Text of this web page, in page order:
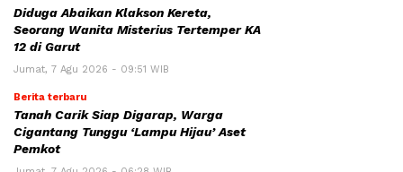
Diduga Abaikan Klakson Kereta,
Seorang Wanita Misterius Tertemper KA
12 di Garut
Jumat, 7 Agu 2026 - 09:51 WIB
Berita terbaru
Tanah Carik Siap Digarap, Warga
Cigantang Tunggu ‘Lampu Hijau’ Aset
Pemkot